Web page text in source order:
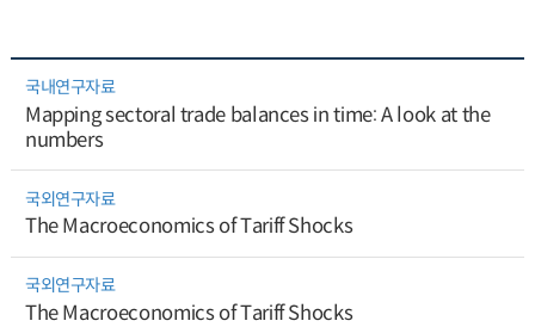
국내연구자료
Mapping sectoral trade balances in time: A look at the
numbers
국외연구자료
The Macroeconomics of Tariff Shocks
국외연구자료
The Macroeconomics of Tariff Shocks